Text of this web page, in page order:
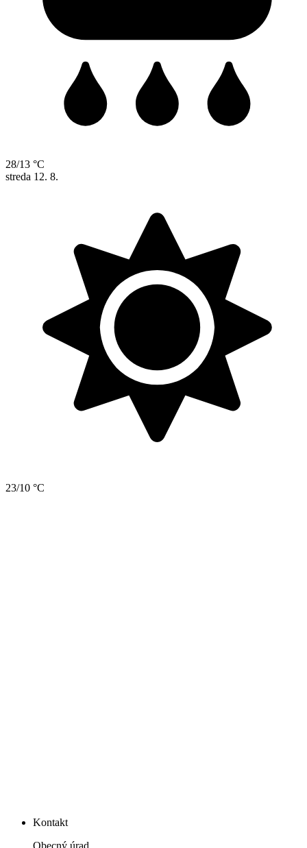
28/13 °C
streda 12. 8.
23/10 °C
Kontakt